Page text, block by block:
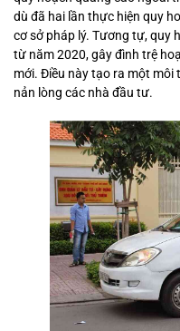
dù đã hai lần thực hiện quy
cơ sở pháp lý. Tương tự, quy
từ năm 2020, gây đình trệ
mới. Điều này tạo ra một môi
nản lòng các nhà đầu tư.